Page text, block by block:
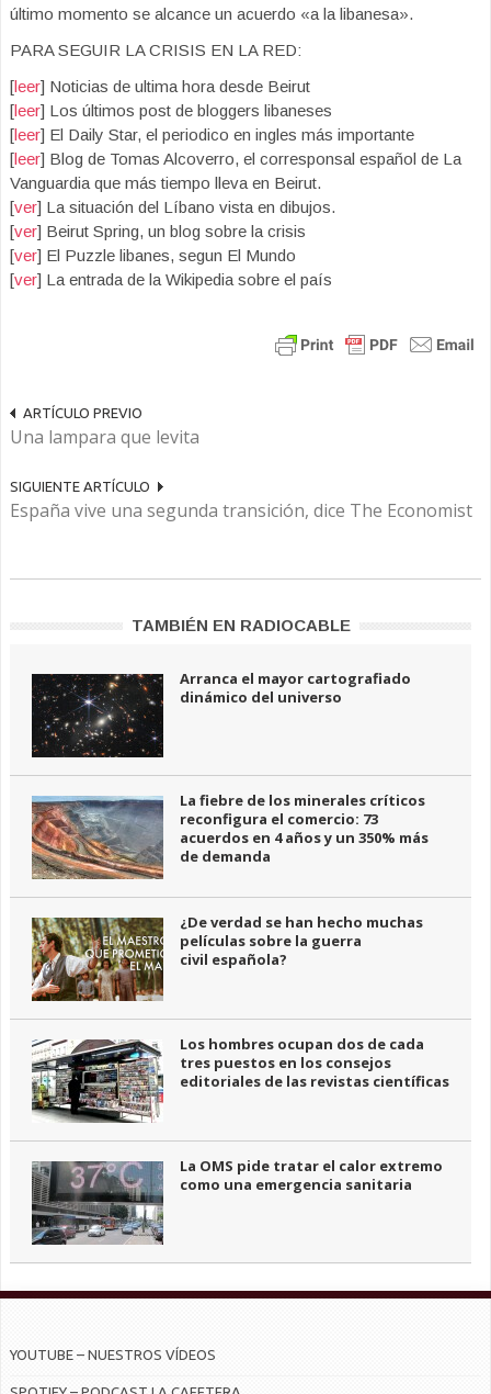
último momento se alcance un acuerdo «a la libanesa».
PARA SEGUIR LA CRISIS EN LA RED:
[leer] Noticias de ultima hora desde Beirut
[leer] Los últimos post de bloggers libaneses
[leer] El Daily Star, el periodico en ingles más importante
[leer] Blog de Tomas Alcoverro, el corresponsal español de La
Vanguardia que más tiempo lleva en Beirut.
[ver] La situación del Líbano vista en dibujos.
[ver] Beirut Spring, un blog sobre la crisis
[ver] El Puzzle libanes, segun El Mundo
[ver] La entrada de la Wikipedia sobre el país
ARTÍCULO PREVIO
Una lampara que levita
SIGUIENTE ARTÍCULO
España vive una segunda transición, dice The Economist
TAMBIÉN EN RADIOCABLE
Arranca el mayor cartografiado
dinámico del universo
La fiebre de los minerales críticos
reconfigura el comercio: 73
acuerdos en 4 años y un 350% más
de demanda
¿De verdad se han hecho muchas
películas sobre la guerra
civil española?
Los hombres ocupan dos de cada
tres puestos en los consejos
editoriales de las revistas científicas
La OMS pide tratar el calor extremo
como una emergencia sanitaria
YOUTUBE – NUESTROS VÍDEOS